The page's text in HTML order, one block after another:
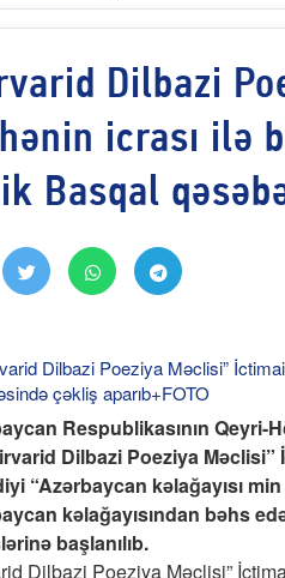
qısa
Dilbazi
icrası ilə
Basqal
Respublikasının
Dilbazi Poeziya
“Azərbaycan kəlağayısı
kəlağayısından bəhs
başlanılıb.
Dilbazi Poeziya Məclisi”